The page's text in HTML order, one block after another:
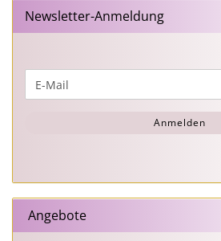
Newsletter-Anmeldung
ZUR
E-
Mail
Anmelden
Angebote